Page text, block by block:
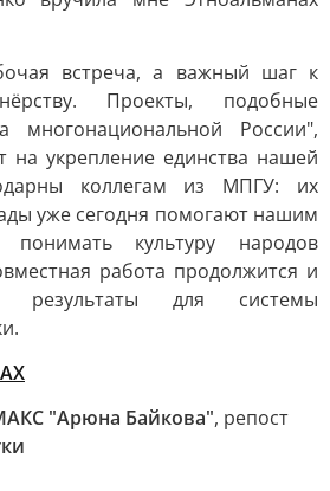
встреча, а важный шаг к
Проекты, подобные
многонациональной России",
на укрепление единства нашей
коллегам из МПГУ: их
уже сегодня помогают нашим
понимать культуру народов
работа продолжится и
результаты для системы
"Арюна Байкова", репост